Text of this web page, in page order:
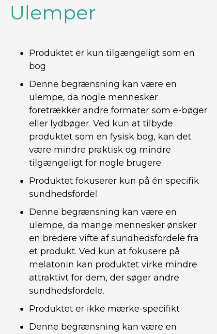
Ulemper
Produktet er kun tilgængeligt som en
bog
Denne begrænsning kan være en
ulempe, da nogle mennesker
foretrækker andre formater som e-bøger
eller lydbøger. Ved kun at tilbyde
produktet som en fysisk bog, kan det
være mindre praktisk og mindre
tilgængeligt for nogle brugere.
Produktet fokuserer kun på én specifik
sundhedsfordel
Denne begrænsning kan være en
ulempe, da mange mennesker ønsker
en bredere vifte af sundhedsfordele fra
et produkt. Ved kun at fokusere på
melatonin kan produktet virke mindre
attraktivt for dem, der søger andre
sundhedsfordele.
Produktet er ikke mærke-specifikt
Denne begrænsning kan være en